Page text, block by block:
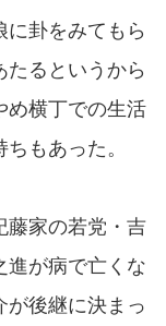
卦をみてもら
たるというから
め横丁での生活
もあった。
藤家の若党・吉
進が病で亡くな
が後継に決まっ